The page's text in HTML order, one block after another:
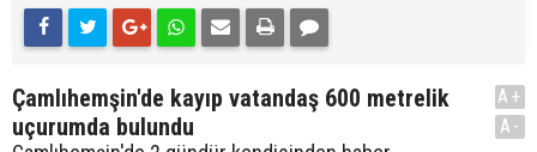
Çamlıhemşin'de kayıp vatandaş 600 metrelik
uçurumda bulundu
A+
A-